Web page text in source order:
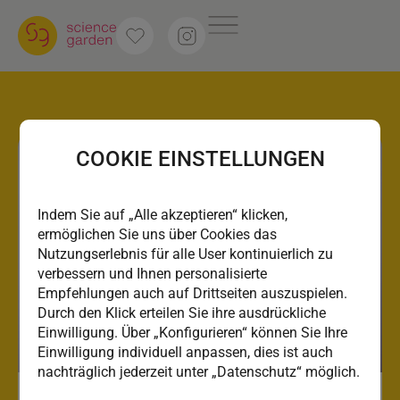
COOKIE EINSTELLUNGEN
Indem Sie auf „Alle akzeptieren“ klicken,
ermöglichen Sie uns über Cookies das
Nutzungserlebnis für alle User kontinuierlich zu
verbessern und Ihnen personalisierte
Empfehlungen auch auf Drittseiten auszuspielen.
Durch den Klick erteilen Sie ihre ausdrückliche
Einwilligung. Über „Konfigurieren“ können Sie Ihre
Einwilligung individuell anpassen, dies ist auch
nachträglich jederzeit unter „Datenschutz“ möglich.